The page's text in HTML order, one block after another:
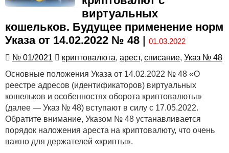
виртуальных
кошельков. Будущее применение норм
Указа от 14.02.2022 № 48
01.03.2022
№ 01/2021
криптовалюта, арест, списание, Указ № 48
Основные положения Указа от 14.02.2022 № 48 «О
реестре адресов (идентификаторов) виртуальных
кошельков и особенностях оборота криптовалюты»
(далее — Указ № 48) вступают в силу с 17.05.2022.
Обратите внимание, Указом № 48 устанавливается
порядок наложения ареста на криптовалюту, что очень
важно для держателей «крипты».